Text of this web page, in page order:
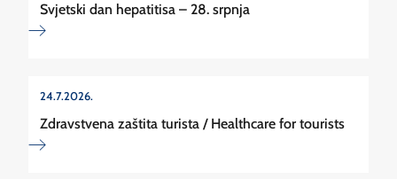
Svjetski dan hepatitisa – 28. srpnja
24.7.2026.
Zdravstvena zaštita turista / Healthcare for tourists